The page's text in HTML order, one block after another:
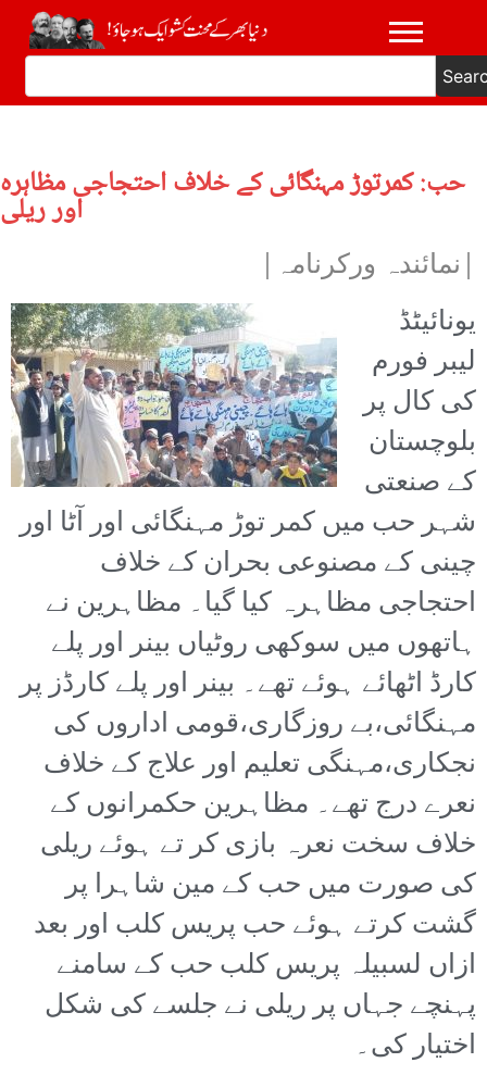
حب: کمرتوڑ مہنگائی کے خلاف احتجاجی مظاہرہ
اور ریلی
|نمائندہ ورکرنامہ|
یونائیٹڈ
لیبر فورم
کی کال پر
بلوچستان
کے صنعتی
شہر حب میں کمر توڑ مہنگائی اور آٹا اور
چینی کے مصنوعی بحران کے خلاف
احتجاجی مظاہرہ کیا گیا۔ مظاہرین نے
ہاتھوں میں سوکھی روٹیاں بینر اور پلے
کارڈ اٹھائے ہوئے تھے۔ بینر اور پلے کارڈز پر
مہنگائی،بے روزگاری،قومی اداروں کی
نجکاری،مہنگی تعلیم اور علاج کے خلاف
نعرے درج تھے۔ مظاہرین حکمرانوں کے
خلاف سخت نعرہ بازی کر تے ہوئے ریلی
کی صورت میں حب کے مین شاہرا پر
گشت کرتے ہوئے حب پریس کلب اور بعد
ازاں لسبیلہ پریس کلب حب کے سامنے
پہنچے جہاں پر ریلی نے جلسے کی شکل
اختیار کی۔